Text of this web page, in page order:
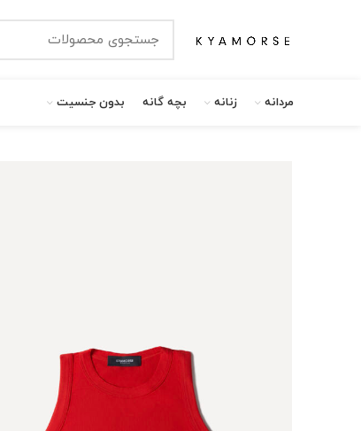
مردانه زنانه بچه گانه بدون جنسیت